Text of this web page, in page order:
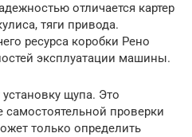
отличается картер
тяги привода.
ресурса коробки Рено
эксплуатации машины.
щупа. Это
проверки
только определить